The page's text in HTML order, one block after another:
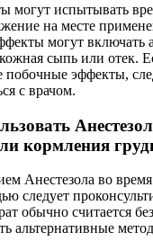
могут испытывать
на месте
могут включать
сыпь или отек.
побочные эффекты,
с врачом.
кормления
Анестезола во
следует
обычно считается
альтернативные